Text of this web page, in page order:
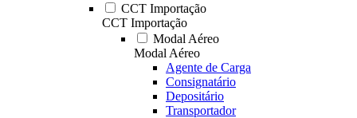
CCT Importação
CCT Importação
Modal Aéreo
Modal Aéreo
Agente de Carga
Consignatário
Depositário
Transportador